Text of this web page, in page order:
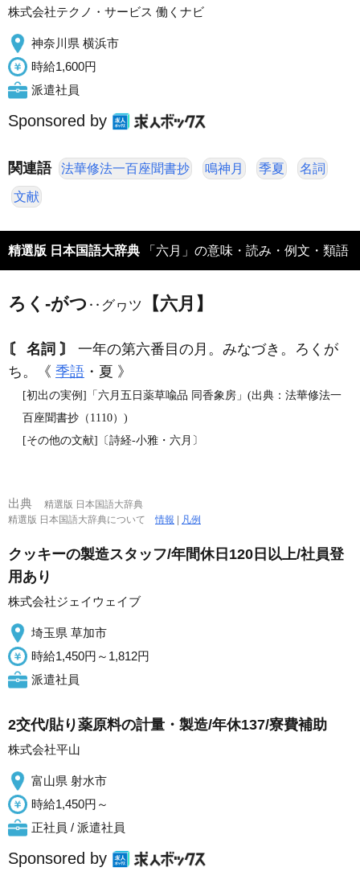
株式会社テクノ・サービス 働くナビ
神奈川県 横浜市
時給1,600円
派遣社員
Sponsored by
関連語 法華修法一百座聞書抄 鳴神月 季夏 名詞
文献
精選版 日本国語大辞典 「六月」の意味・読み・例文・類語
ろく‐がつ ‥グヮツ 【六月】
〘 名詞 〙
一年の第六番目の月。みなづき。ろくが
ち。《 季語 ・夏 》
[初出の実例]「六月五日薬草喩品 同香象房」(出典：法華修法一
百座聞書抄（1110）)
[その他の文献]〔詩経‐小雅・六月〕
出典
精選版 日本国語大辞典
精選版 日本国語大辞典について情報 凡例
クッキーの製造スタッフ/年間休日120日以上/社員登
用あり
株式会社ジェイウェイブ
埼玉県 草加市
時給1,450円～1,812円
派遣社員
2交代/貼り薬原料の計量・製造/年休137/寮費補助
株式会社平山
富山県 射水市
時給1,450円～
正社員 / 派遣社員
Sponsored by